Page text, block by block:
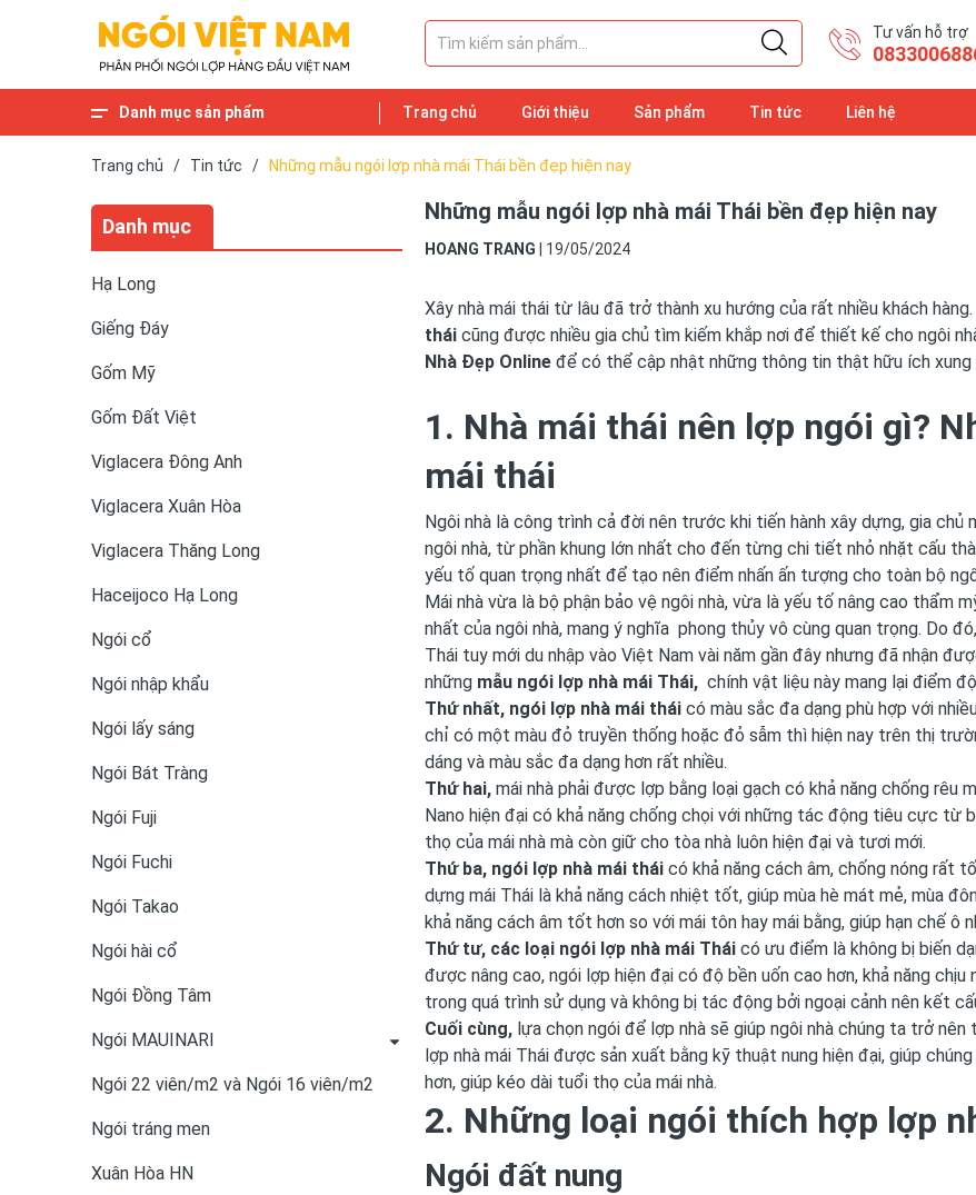
Tư vấn hỗ trợ
Danh mục sản phẩm Trang chủ Giới thiệu Sản phẩm Tin tức Liên hệ
Trang chủ / Tin tức / Những mẫu ngói lợp nhà mái Thái bền đẹp hiện nay
Danh mục
Hạ Long
Giếng Đáy
Gốm Mỹ
Gốm Đất Việt
Viglacera Đông Anh
Viglacera Xuân Hòa
Viglacera Thăng Long
Haceijoco Hạ Long
Ngói cổ
Ngói nhập khẩu
Ngói lấy sáng
Ngói Bát Tràng
Ngói Fuji
Ngói Fuchi
Ngói Takao
Ngói hài cổ
Ngói Đồng Tâm
Ngói MAUINARI
Ngói 22 viên/m2 và Ngói 16 viên/m2
Ngói tráng men
Xuân Hòa HN
Những mẫu ngói lợp nhà mái Thái bền đẹp hiện nay
HOANG TRANG 19/05/2024
Xây nhà mái thái từ lâu đã trở thành xu hướng của rất nhiều khách
thái cũng được nhiều gia chủ tìm kiếm khắp nơi để thiết kế cho ngôi
Nhà Đẹp Online để có thể cập nhật những thông tin thật hữu ích xung
1. Nhà mái thái nên lợp ngói gì?
mái thái
Ngôi nhà là công trình cả đời nên trước khi tiến hành xây dựng, gia
ngôi nhà, từ phần khung lớn nhất cho đến từng chi tiết nhỏ nhặt cấu
yếu tố quan trọng nhất để tạo nên điểm nhấn ấn tượng cho toàn bộ
Mái nhà vừa là bộ phận bảo vệ ngôi nhà, vừa là yếu tố nâng cao thẩm
nhất của ngôi nhà, mang ý nghĩa phong thủy vô cùng quan trọng. Do
Thái tuy mới du nhập vào Việt Nam vài năm gần đây nhưng đã nhận
những mẫu ngói lợp nhà mái Thái, chính vật liệu này mang lại điểm
Thứ nhất, ngói lợp nhà mái thái có màu sắc đa dạng phù hợp với
chỉ có một màu đỏ truyền thống hoặc đỏ sẫm thì hiện nay trên thị
dáng và màu sắc đa dạng hơn rất nhiều.
Thứ hai, mái nhà phải được lợp bằng loại gạch có khả năng chống rêu
Nano hiện đại có khả năng chống chọi với những tác động tiêu cực từ
thọ của mái nhà mà còn giữ cho tòa nhà luôn hiện đại và tươi mới.
Thứ ba, ngói lợp nhà mái thái có khả năng cách âm, chống nóng rất
dựng mái Thái là khả năng cách nhiệt tốt, giúp mùa hè mát mẻ, mùa
khả năng cách âm tốt hơn so với mái tôn hay mái bằng, giúp hạn chế ô
Thứ tư, các loại ngói lợp nhà mái Thái có ưu điểm là không bị biến
được nâng cao, ngói lợp hiện đại có độ bền uốn cao hơn, khả năng
trong quá trình sử dụng và không bị tác động bởi ngoại cảnh nên kết
Cuối cùng, lựa chọn ngói để lợp nhà sẽ giúp ngôi nhà chúng ta trở
lợp nhà mái Thái được sản xuất bằng kỹ thuật nung hiện đại, giúp
hơn, giúp kéo dài tuổi thọ của mái nhà.
2. Những loại ngói thích hợp lợp
Ngói đất nung